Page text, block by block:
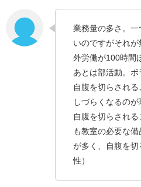
業務量の多さ。
いのですがそれ
外労働が100時間
あとは部活動。
自腹を切らされ
しづらくなるのが
自腹を切らされ
も教室の必要な
が多く、自腹を
性）